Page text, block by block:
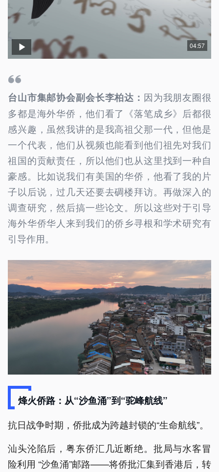
04:57
台山市集邮协会副会长李柏达： 因为我朋友圈很
多都是海外华侨，他们看了《落笔成乡》后都很
感兴趣，虽然我讲的是我高祖父那一代，但他是
一个代表，他们从视频也能看到他们祖先对我们
祖国的贡献责任，所以他们也从这里找到一种自
豪感。比如说我们有美国的华侨，他看了我的片
子以后说，过几天还要去碉楼拜访。再做深入的
调查研究，然后搞一些论文。所以这些对于引导
海外华侨华人来到我们的侨乡寻根和学术研究有
引导作用。
烽火侨路：从“沙鱼涌”到“驼峰航线”
抗日战争时期，侨批成为跨越封锁的“生命航线”。
汕头沦陷后，粤东侨汇几近断绝。批局与水客冒
险利用 “沙鱼涌”邮路——将侨批汇集到香港后，转